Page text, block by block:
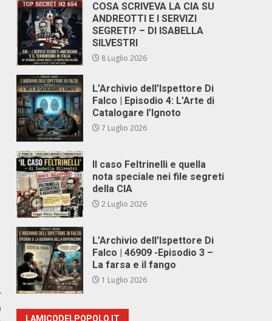
COSA SCRIVEVA LA CIA SU
ANDREOTTI E I SERVIZI
SEGRETI? – DI ISABELLA
SILVESTRI
8 Luglio 2026
L’Archivio dell’Ispettore Di
Falco | Episodio 4: L’Arte di
Catalogare l’Ignoto
7 Luglio 2026
Il caso Feltrinelli e quella
nota speciale nei file segreti
della CIA
2 Luglio 2026
L’Archivio dell’Ispettore Di
Falco | 46909 -Episodio 3 –
La farsa e il fango
1 Luglio 2026
LAMICODELPOPOLO.IT